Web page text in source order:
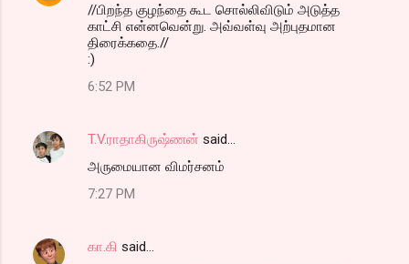
//பிறந்த குழந்தை கூட சொல்லிவிடும் அடுத்த
காட்சி என்னவென்று. அவ்வள்வு அற்புதமான
திரைக்கதை.//
:)
6:52 PM
T.V.ராதாகிருஷ்ணன் said…
அருமையான விமர்சனம்
7:27 PM
கா.கி said…